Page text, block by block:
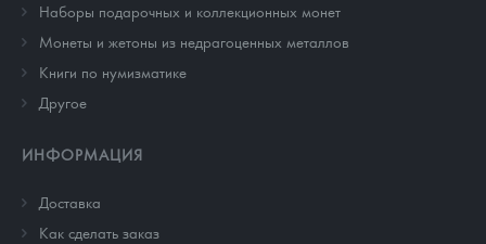
Наборы подарочных и коллекционных монет
Монеты и жетоны из недрагоценных металлов
Книги по нумизматике
Другое
ИНФОРМАЦИЯ
Доставка
Как сделать заказ